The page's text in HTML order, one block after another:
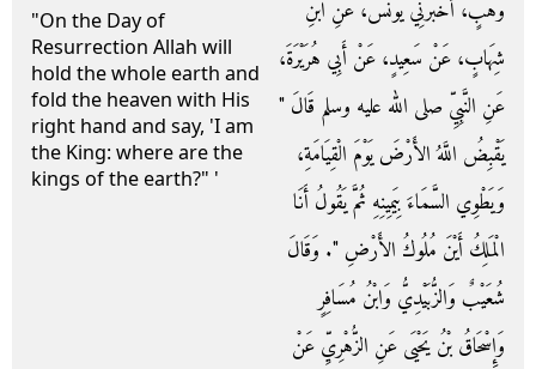
"On the Day of
Resurrection Allah will
hold the whole earth and
fold the heaven with His
right hand and say, 'I am
the King: where are the
kings of the earth?" '
وَهْبٍ، أَخْبَرَنِي يُونُسُ، عَنِ ابْنِ
شِهَابٍ، عَنْ سَعِيدٍ، عَنْ أَبِي هُرَيْرَةَ،
عَنِ النَّبِيِّ صلى الله عليه وسلم قَالَ ‏"‏
يَقْبِضُ اللَّهُ الأَرْضَ يَوْمَ الْقِيَامَةِ،
وَيَطْوِي السَّمَاءَ بِيَمِينِهِ ثُمَّ يَقُولُ أَنَا
الْمَلِكُ أَيْنَ مُلُوكُ الأَرْضِ ‏"‏‏.‏ وَقَالَ
شُعَيْبٌ وَالزُّبَيْدِيُّ وَابْنُ مُسَافِرٍ
وَإِسْحَاقُ بْنُ يَحْيَى عَنِ الزُّهْرِيِّ عَنْ